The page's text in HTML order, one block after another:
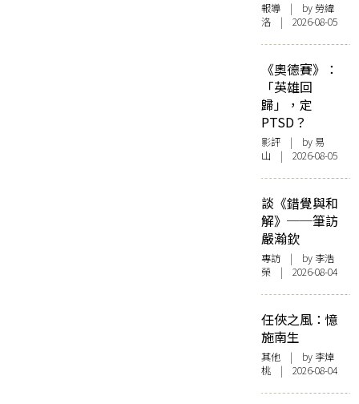
報導 | by 勞緯
洛 | 2026-08-05
《奧德賽》：
「英雄回
歸」，定
PTSD？
影評 | by 易
山 | 2026-08-05
談《錯覺與和
解》──筆訪
嚴瀚欽
專訪 | by 李浩
榮 | 2026-08-04
任俠之風：憶
施南生
其他 | by 李焯
桃 | 2026-08-04